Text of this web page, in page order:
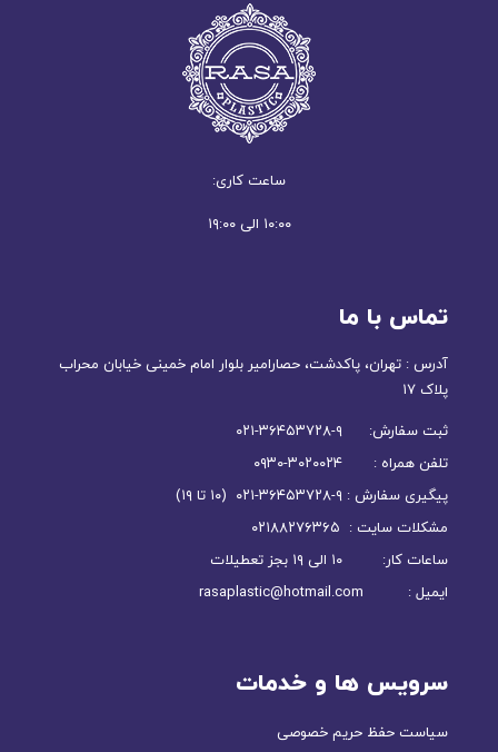
ساعت کاری:
۱۰:۰۰ الی ۱۹:۰۰
تماس با ما
آدرس : تهران، پاکدشت، حصارامیر بلوار امام خمینی خیابان محراب
پلاک ۱۷
ثبت سفارش: ۹-۳۶۴۵۳۷۲۸-۰۲۱
تلفن همراه : ۳۰۲۰۰۲۴-۰۹۳۰
پیگیری سفارش : ۹-۳۶۴۵۳۷۲۸-۰۲۱ (۱۰ تا ۱۹)
مشکلات سایت : ۰۲۱۸۸۲۷۶۳۶۵
ساعات کار: ۱۰ الی ۱۹ بجز تعطیلات
ایمیل : rasaplastic@hotmail.com
سرویس ها و خدمات
سیاست حفظ حریم خصوصی